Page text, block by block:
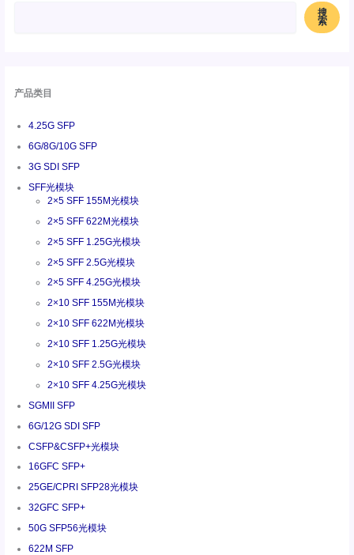
搜
索
产品类目
4.25G SFP
6G/8G/10G SFP
3G SDI SFP
SFF光模块
2×5 SFF 155M光模块
2×5 SFF 622M光模块
2×5 SFF 1.25G光模块
2×5 SFF 2.5G光模块
2×5 SFF 4.25G光模块
2×10 SFF 155M光模块
2×10 SFF 622M光模块
2×10 SFF 1.25G光模块
2×10 SFF 2.5G光模块
2×10 SFF 4.25G光模块
SGMII SFP
6G/12G SDI SFP
CSFP&CSFP+光模块
16GFC SFP+
25GE/CPRI SFP28光模块
32GFC SFP+
50G SFP56光模块
622M SFP